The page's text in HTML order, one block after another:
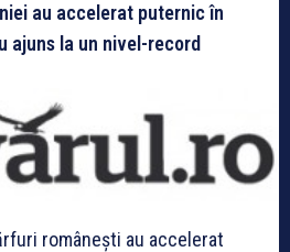
au accelerat puternic în
ajuns la un nivel-record
româneşti au accelerat